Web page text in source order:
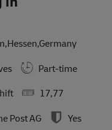
Part-time
17,77
Post AG Yes